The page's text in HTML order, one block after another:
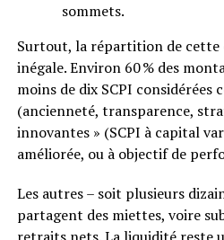
sommets.
Surtout, la répartition de cette
inégale. Environ 60 % des
moins de dix SCPI considérées
(ancienneté, transparence,
innovantes » (SCPI à capital
améliorée, ou à objectif de
Les autres – soit plusieurs
partagent des miettes, voire